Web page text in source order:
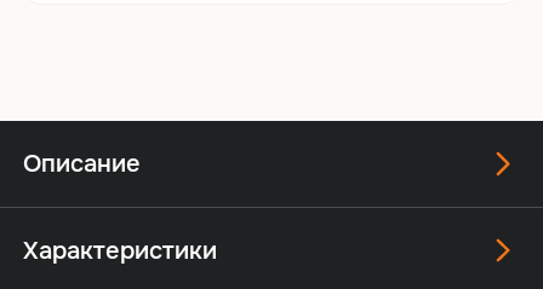
Описание
Характеристики